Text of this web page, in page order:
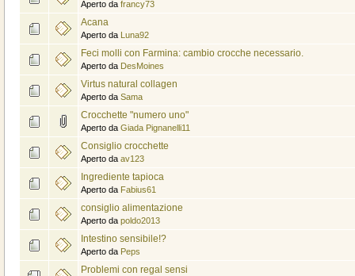
Aperto da francy73
Acana
Aperto da Luna92
Feci molli con Farmina: cambio crocche necessario.
Aperto da DesMoines
Virtus natural collagen
Aperto da Sama
Crocchette "numero uno"
Aperto da Giada Pignanelli11
Consiglio crocchette
Aperto da av123
Ingrediente tapioca
Aperto da Fabius61
consiglio alimentazione
Aperto da poldo2013
Intestino sensibile!?
Aperto da Peps
Problemi con regal sensi